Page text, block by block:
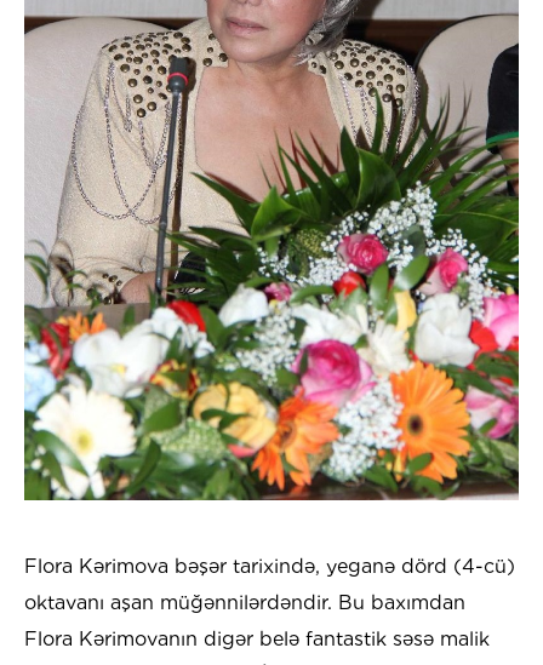
Flora Kərimova bəşər tarixində, yeganə dörd (4-cü)
oktavanı aşan müğənnilərdəndir. Bu baxımdan
Flora Kərimovanın digər belə fantastik səsə malik